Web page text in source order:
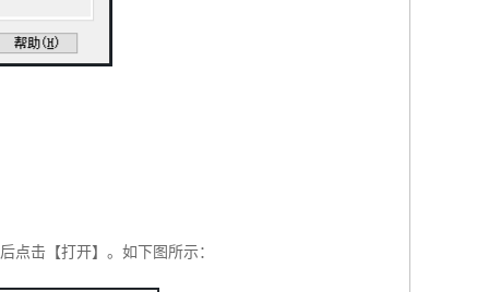
点击【打开】。如下图所示：